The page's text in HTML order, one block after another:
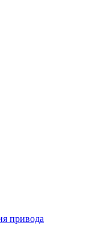
привода